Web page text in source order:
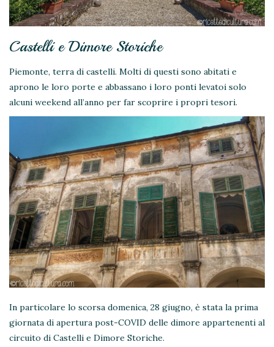
Castelli e Dimore Storiche
Piemonte, terra di castelli. Molti di questi sono abitati e
aprono le loro porte e abbassano i loro ponti levatoi solo
alcuni weekend all’anno per far scoprire i propri tesori.
In particolare lo scorsa domenica, 28 giugno, è stata la prima
giornata di apertura post-COVID delle dimore appartenenti al
circuito di Castelli e Dimore Storiche.